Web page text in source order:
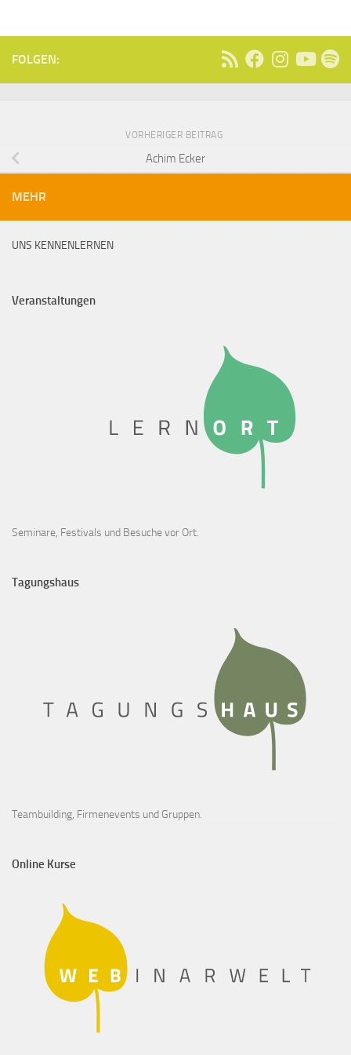
FOLGEN:
VORHERIGER BEITRAG
Achim Ecker
MEHR
UNS KENNENLERNEN
Veranstaltungen
Seminare, Festivals und Besuche vor Ort.
Tagungshaus
Teambuilding, Firmenevents und Gruppen.
Online Kurse